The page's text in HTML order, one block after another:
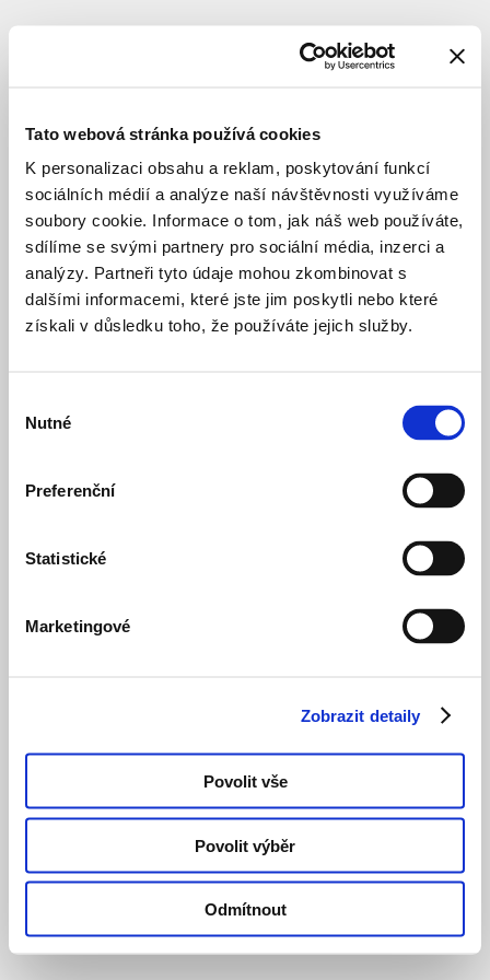
Tato webová stránka používá cookies
K personalizaci obsahu a reklam, poskytování funkcí
sociálních médií a analýze naší návštěvnosti využíváme
soubory cookie. Informace o tom, jak náš web používáte,
sdílíme se svými partnery pro sociální média, inzerci a
analýzy. Partneři tyto údaje mohou zkombinovat s
dalšími informacemi, které jste jim poskytli nebo které
získali v důsledku toho, že používáte jejich služby.
souhlasu
Nutné
Preferenční
Statistické
Marketingové
Zobrazit detaily
Povolit vše
Povolit výběr
Odmítnout
SUBJECT
Linda
author
PUBLIC SPACE STUDY
4 years ago
The
Jandus
Brothers